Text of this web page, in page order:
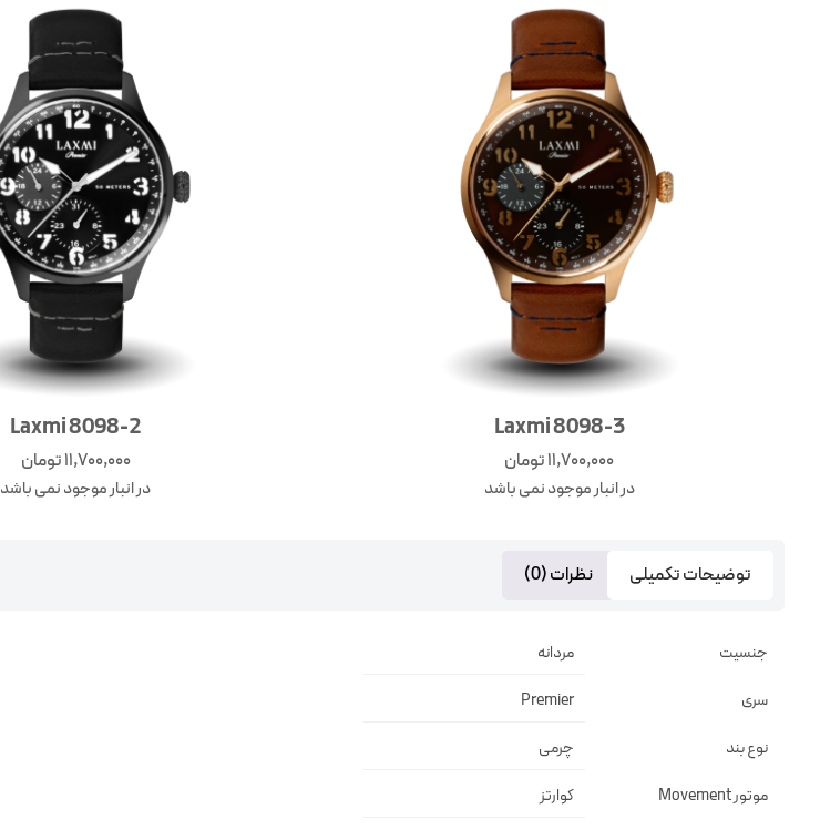
Laxmi 8098-3
11,700,000تومان
در انبار موجود نمی باشد
Laxmi 8098-2
11,700,000تومان
در انبار موجود نمی باشد
توضیحات تکمیلی نظرات (0)
جنسیت مردانه
سری Premier
نوع بند چرمی
موتور Movement کوارتز